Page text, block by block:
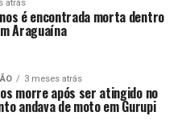
atrás
é encontrada morta dentro
Araguaína
3 meses atrás
morre após ser atingido no
andava de moto em Gurupi